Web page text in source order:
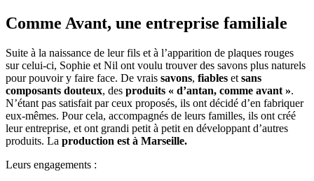
Comme Avant, une entreprise familiale
Suite à la naissance de leur fils et à l’apparition de plaques rouges
sur celui-ci, Sophie et Nil ont voulu trouver des savons plus naturels
pour pouvoir y faire face. De vrais savons, fiables et sans
composants douteux, des produits « d’antan, comme avant ».
N’étant pas satisfait par ceux proposés, ils ont décidé d’en fabriquer
eux-mêmes. Pour cela, accompagnés de leurs familles, ils ont créé
leur entreprise, et ont grandi petit à petit en développant d’autres
produits. La production est à Marseille.
Leurs engagements :